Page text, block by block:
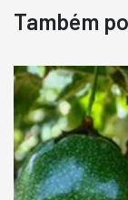
Pá
Ano 1987
R$
Também